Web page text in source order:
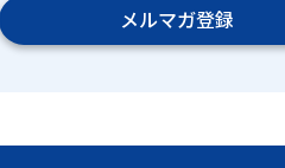
メルマガ登録